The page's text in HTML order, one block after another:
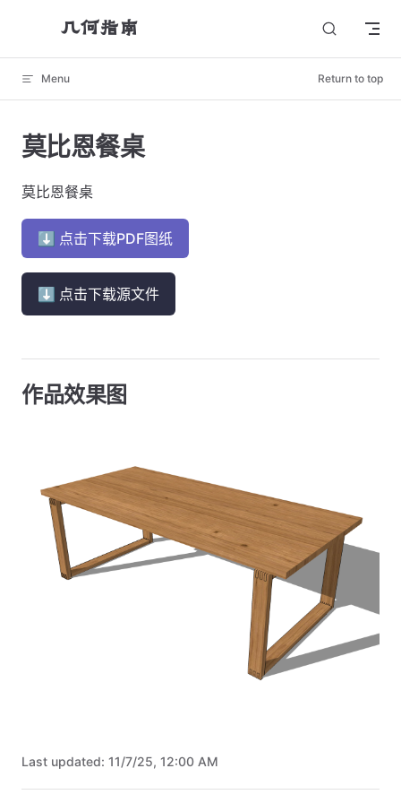
Skip to content
几何指南
Menu Return to top
莫比恩餐桌
莫比恩餐桌
⬇ 点击下载PDF图纸
⬇ 点击下载源文件
作品效果图
Last updated: 11/7/25, 12:00 AM